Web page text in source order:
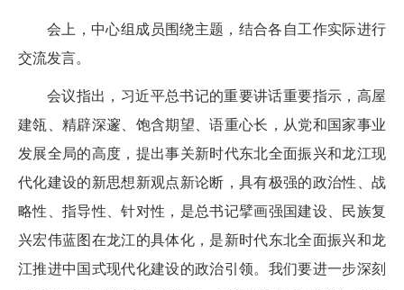
会上，中心组成员围绕主题，结合各自工作实际进行
交流发言。
会议指出，习近平总书记的重要讲话重要指示，高屋
建瓴、精辟深邃、饱含期望、语重心长，从党和国家事业
发展全局的高度，提出事关新时代东北全面振兴和龙江现
代化建设的新思想新观点新论断，具有极强的政治性、战
略性、指导性、针对性，是总书记擘画强国建设、民族复
兴宏伟蓝图在龙江的具体化，是新时代东北全面振兴和龙
江推进中国式现代化建设的政治引领。我们要进一步深刻